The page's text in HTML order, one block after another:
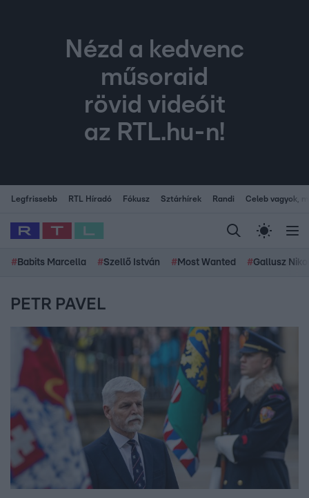
Nézd a kedvenc
műsoraid
rövid videóit
az RTL.hu-n!
Legfrissebb RTL Híradó Fókusz Sztárhírek Randi Celeb vagyok,
# Babits Marcella #Szellő István # Most Wanted #Gallusz
PETR PAVEL